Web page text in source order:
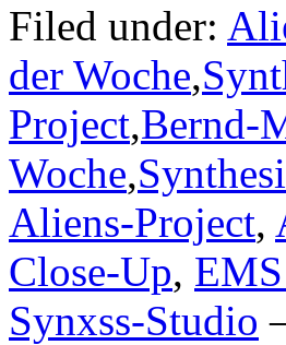
Filed under:
der Woche,
Project,Bernd-
Woche,
Aliens-Project,
Close-Up,
Synxss-Studio